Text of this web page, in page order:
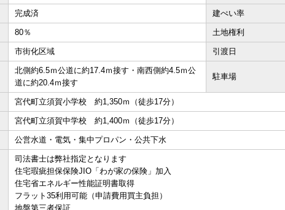
完成済 建ぺい率
80％ 土地権利
市街化区域 引渡日
北側約6.5ｍ公道に約17.4ｍ接す・南西側約4.5ｍ公
道に約20.4ｍ接す
駐車場
宮代町立須賀小学校 約1,350ｍ（徒歩17分）
宮代町立須賀中学校 約1,400ｍ（徒歩17分）
公営水道・電気・集中プロパン・公共下水
司法書士は弊社指定となります
住宅瑕疵担保保険JIO「わが家の保険」加入
住宅省エネルギー性能証明書取得
フラット35利用可能（申請費用買主負担）
地盤第三者保証